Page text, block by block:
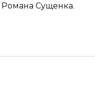
Романа Сущенка.